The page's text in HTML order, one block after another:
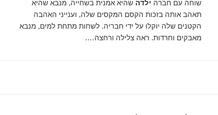
שוחה עם חברה ילדה שהיא אמנית בשחייה, מנבא שהיא
תאהב אותה בזכות הקסם המקסים שלה, וענייני האהבה
הקטנים שלה יוקלו על ידי חבריה. לשחות מתחת למים, מנבא
מאבקים וחרדות. ראה צלילה ורחצה….